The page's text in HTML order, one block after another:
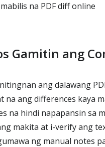
na PDF diff online
Gamitin ang
ang dalawang
na ang differences kaya
na hindi napapansin sa
makita at i-verify ang
ng manual notes